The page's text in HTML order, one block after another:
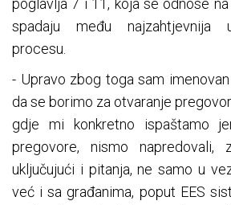
poglavlja 7 i 11, koja se odnose
spadaju među najzahtjevnija
procesu.
- Upravo zbog toga sam
da se borimo za otvaranje
gdje mi konkretno ispaštamo
pregovore, nismo napredovali,
uključujući i pitanja, ne samo u
već i sa građanima, poput EES